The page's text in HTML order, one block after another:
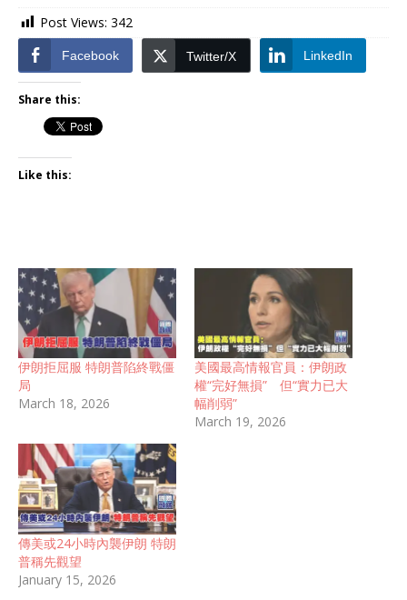
Post Views: 342
Facebook Twitter/X LinkedIn
Share this:
Like this:
伊朗拒屈服 特朗普陷終戰僵
局
March 18, 2026
美國最高情報官員：伊朗政
權“完好無損” 但“實力已大
幅削弱”
March 19, 2026
傳美或24小時內襲伊朗 特朗
普稱先觀望
January 15, 2026